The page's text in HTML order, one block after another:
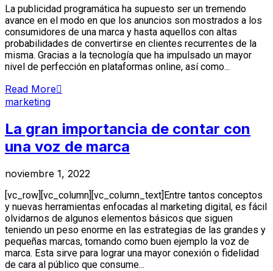
La publicidad programática ha supuesto ser un tremendo
avance en el modo en que los anuncios son mostrados a los
consumidores de una marca y hasta aquellos con altas
probabilidades de convertirse en clientes recurrentes de la
misma. Gracias a la tecnología que ha impulsado un mayor
nivel de perfección en plataformas online, así como...
Read More
marketing
La gran importancia de contar con
una voz de marca
noviembre 1, 2022
[vc_row][vc_column][vc_column_text]Entre tantos conceptos
y nuevas herramientas enfocadas al marketing digital, es fácil
olvidarnos de algunos elementos básicos que siguen
teniendo un peso enorme en las estrategias de las grandes y
pequeñas marcas, tomando como buen ejemplo la voz de
marca. Esta sirve para lograr una mayor conexión o fidelidad
de cara al público que consume...